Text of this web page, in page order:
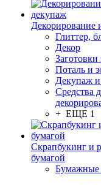
Декорирование
Глиттер,
Декор
Поталь и
Декупаж и
Средства
+ ЕЩЕ 1
Скрапбукинг и
бумагой
Бумажные